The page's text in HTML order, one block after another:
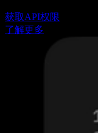
获取API权限
了解更多